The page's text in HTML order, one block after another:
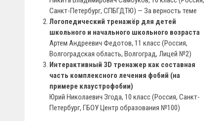
Санкт-Петербург, СПБГДТЮ) — За верность теме
Логопедический тренажёр для детей
школьного и начального школьного возраста
Артем Андреевич Федотов, 11 класс (Россия,
Волгоградская область, Волгоград, Лицей №2)
Интерактивный 3D тренажер как составная
часть комплексного лечения фобий (на
примере клаустрофобии)
Юрий Николаевич Згода, 10 класс (Россия, Санкт-
Петербург, ГБОУ Центр образования №100)